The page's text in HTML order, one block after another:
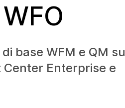
base WFM e QM su
Enterprise e